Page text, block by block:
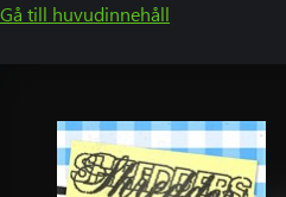
Gå till huvudinnehåll